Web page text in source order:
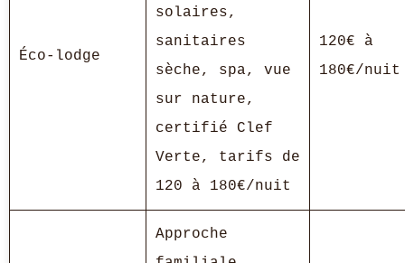
Éco-lodge
solaires,
sanitaires
sèche, spa, vue
sur nature,
certifié Clef
Verte, tarifs de
120 à 180€/nuit
120€ à
180€/nuit
Approche